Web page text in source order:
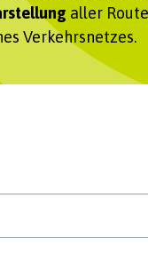
aller
Verkehrsnetzes.